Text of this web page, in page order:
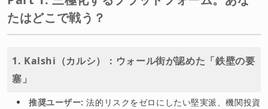
たはどこで戦う？
1. Kalshi（カルシ）：ウォール街が認めた「鉄壁の要
塞」
推奨ユーザー: 法的リスクをゼロにしたい堅実派、機関投資